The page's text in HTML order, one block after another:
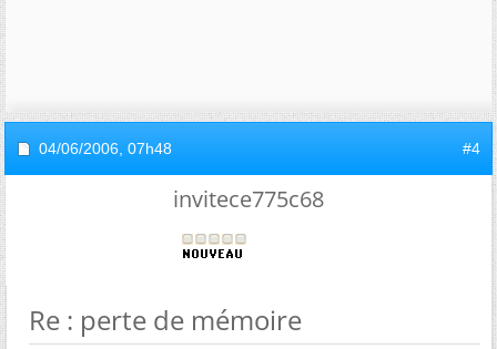
04/06/2006, 07h48 #4
invitece775c68
Re : perte de mémoire